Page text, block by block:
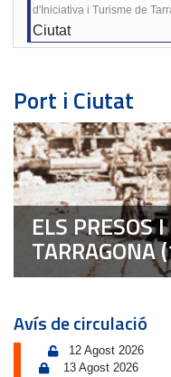
d'Iniciativa i Turisme de
Ciutat
Port i Ciutat
ELS PRESOS
Avís de circulació
12 Agost 2026
13 Agost 2026